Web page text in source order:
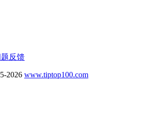
反馈
2026 www.tiptop100.com